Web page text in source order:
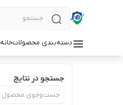
دسته‌بندی محصولاتخانه
جستجو در نتایج